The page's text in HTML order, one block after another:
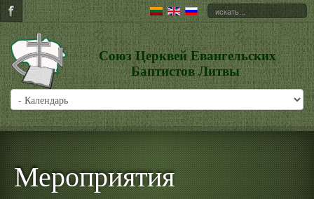
Союз Церквей Евангельских
Баптистов Литвы
Мероприятия